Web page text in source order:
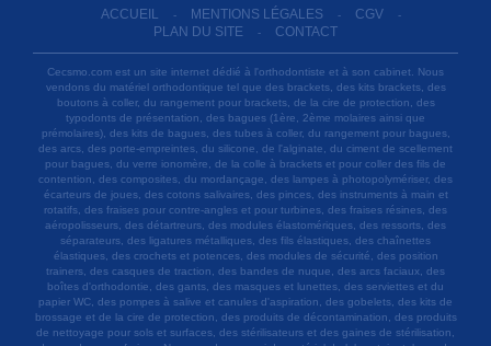
ACCUEIL - MENTIONS LÉGALES - CGV -
PLAN DU SITE - CONTACT
Cecsmo.com est un site internet dédié à l'orthodontiste et à son cabinet. Nous
vendons du matériel orthodontique tel que des brackets, des kits brackets, des
boutons à coller, du rangement pour brackets, de la cire de protection, des
typodonts de présentation, des bagues (1ère, 2ème molaires ainsi que
prémolaires), des kits de bagues, des tubes à coller, du rangement pour bagues,
des arcs, des porte-empreintes, du silicone, de l'alginate, du ciment de scellement
pour bagues, du verre ionomère, de la colle à brackets et pour coller des fils de
contention, des composites, du mordançage, des lampes à photopolymériser, des
écarteurs de joues, des cotons salivaires, des pinces, des instruments à main et
rotatifs, des fraises pour contre-angles et pour turbines, des fraises résines, des
aéropolisseurs, des détartreurs, des modules élastomériques, des ressorts, des
séparateurs, des ligatures métalliques, des fils élastiques, des chaînettes
élastiques, des crochets et potences, des modules de sécurité, des position
trainers, des casques de traction, des bandes de nuque, des arcs faciaux, des
boîtes d'orthodontie, des gants, des masques et lunettes, des serviettes et du
papier WC, des pompes à salive et canules d'aspiration, des gobelets, des kits de
brossage et de la cire de protection, des produits de décontamination, des produits
de nettoyage pour sols et surfaces, des stérilisateurs et des gaines de stérilisation,